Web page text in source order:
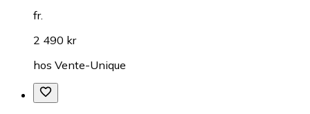
fr.
2 490 kr
hos Vente-Unique